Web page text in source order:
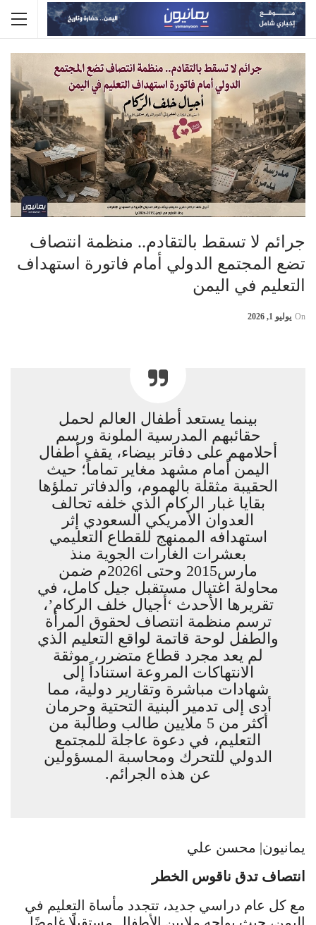
جرائم لا تسقط بالتقادم.. منظمة انتصاف
تضع المجتمع الدولي أمام فاتورة استهداف
التعليم في اليمن
On يوليو 1, 2026
بينما يستعد أطفال العالم لحمل
حقائبهم المدرسية الملونة ورسم
أحلامهم على دفاتر بيضاء، يقف أطفال
اليمن أمام مشهد مغاير تماماً؛ حيث
الحقيبة مثقلة بالهموم، والدفاتر تملؤها
بقايا غبار الركام الذي خلفه تحالف
العدوان الأمريكي السعودي إثر
استهدافه الممنهج للقطاع التعليمي
بعشرات الغارات الجوية منذ
مارس2015 وحتى ا2026م ضمن
محاولة اغتيال مستقبل جيل كامل، في
تقريرها الأحدث ‘أجيال خلف الركام’،
ترسم منظمة انتصاف لحقوق المرأة
والطفل لوحة قاتمة لواقع التعليم الذي
لم يعد مجرد قطاع متضرر، موثقة
الانتهاكات المروعة استناداً إلى
شهادات مباشرة وتقارير دولية، مما
أدى إلى تدمير البنية التحتية وحرمان
أكثر من 5 ملايين طالب وطالبة من
التعليم، في دعوة عاجلة للمجتمع
الدولي للتحرك ومحاسبة المسؤولين
عن هذه الجرائم.
يمانيون| محسن علي
انتصاف تدق ناقوس الخطر
مع كل عام دراسي جديد، تتجدد مأساة التعليم في